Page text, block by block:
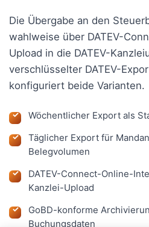
Die Übergabe an den
wahlweise über DATEV-
Upload in die DATEV-
verschlüsselter DATEV-
konfiguriert beide Varianten.
Wöchentlicher Export als
Täglicher Export für
Belegvolumen
DATEV-Connect-Online-
Kanzlei-Upload
GoBD-konforme
Buchungsdaten